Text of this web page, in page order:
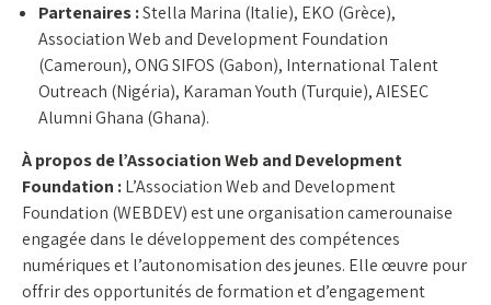
Partenaires :Stella Marina (Italie), EKO (Grèce),
Association Web and Development Foundation
(Cameroun), ONG SIFOS (Gabon), International Talent
Outreach (Nigéria), Karaman Youth (Turquie), AIESEC
Alumni Ghana (Ghana).
À propos de l’Association Web and Development
Foundation :L’Association Web and Development
Foundation (WEBDEV) est une organisation camerounaise
engagée dans le développement des compétences
numériques et l’autonomisation des jeunes. Elle œuvre pour
offrir des opportunités de formation et d’engagement